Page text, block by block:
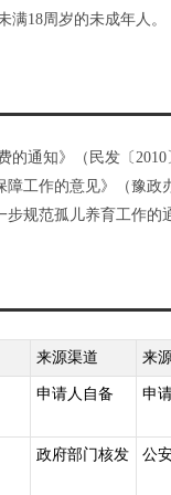
18周岁的未成年人。
的通知》（民发〔2010
工作的意见》（豫政
规范孤儿养育工作的
来源渠道 来
申请人自备 申
政府部门核发 公